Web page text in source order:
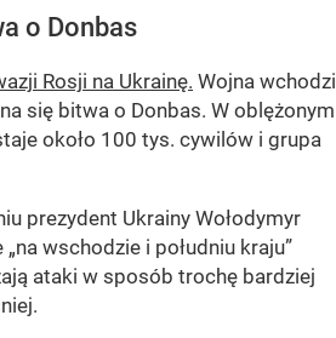
o Donbas
Rosji na Ukrainę. Wojna wchodzi
się bitwa o Donbas. W oblężonym
około 100 tys. cywilów i grupa
prezydent Ukrainy Wołodymyr
„na wschodzie i południu kraju”
ataki w sposób trochę bardziej